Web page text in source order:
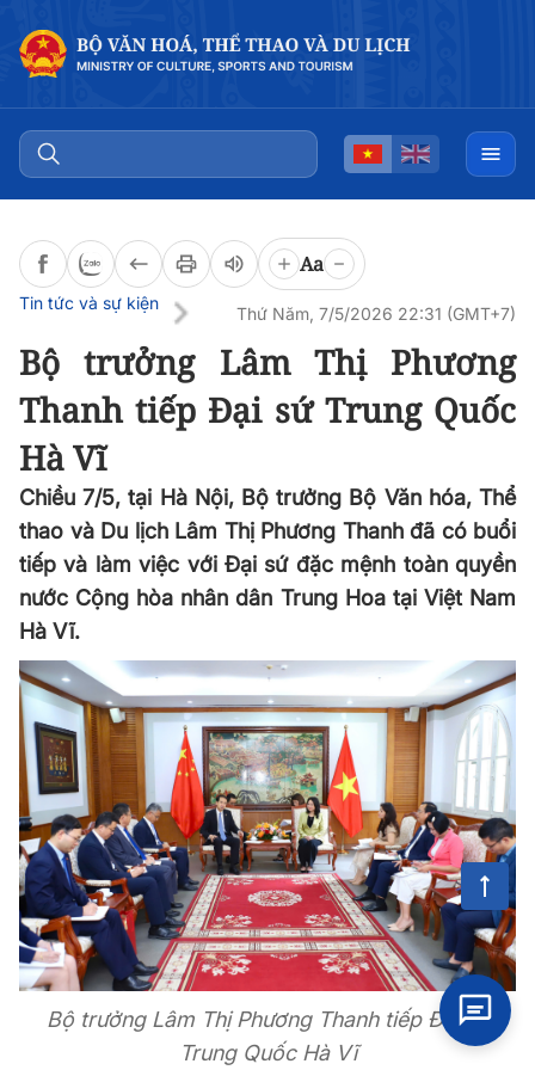
Aa
Tin tức và sự kiện
Thứ Năm, 7/5/2026 22:31 (GMT+7)
Bộ trưởng Lâm Thị Phương
Thanh tiếp Đại sứ Trung Quốc
Hà Vĩ
Chiều 7/5, tại Hà Nội, Bộ trưởng Bộ Văn hóa, Thể
thao và Du lịch Lâm Thị Phương Thanh đã có buổi
tiếp và làm việc với Đại sứ đặc mệnh toàn quyền
nước Cộng hòa nhân dân Trung Hoa tại Việt Nam
Hà Vĩ.
Bộ trưởng Lâm Thị Phương Thanh tiếp Đại sứ
Trung Quốc Hà Vĩ
Đọc bài